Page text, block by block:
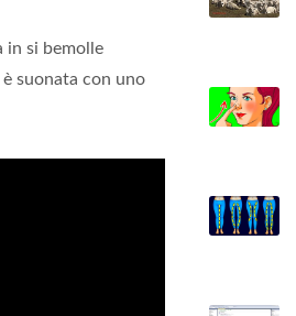
in si bemolle
è suonata con uno